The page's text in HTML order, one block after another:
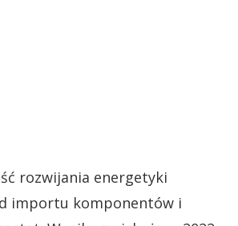
rozwijania energetyki
importu komponentów i